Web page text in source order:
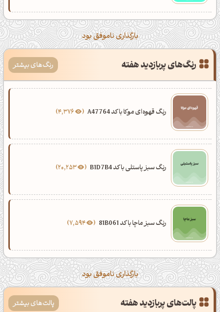
بارگذاری ناموفق بود
رنگ‌های پربازدید هفته رنگ‌های بیشتر
رنگ قهوه‌ای موکا با کد A47764
رنگ سبز پاستلی با کد B1D7B4 20,253
رنگ سبز ماچا با کد 81B061 7,594
بارگذاری ناموفق بود
پالت‌های پربازدید هفته پالت‌های بیشتر